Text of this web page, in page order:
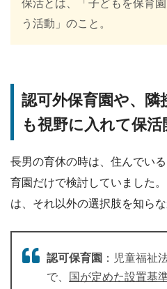
保活とは、「子どもを保育
う活動」のこと。
認可外保育園や、隣
も視野に入れて保活
長男の育休の時は、住んでい
育園だけで検討していました
は、それ以外の選択肢を知らな
認可保育園 ：児童福祉
で、
国が定めた設置基